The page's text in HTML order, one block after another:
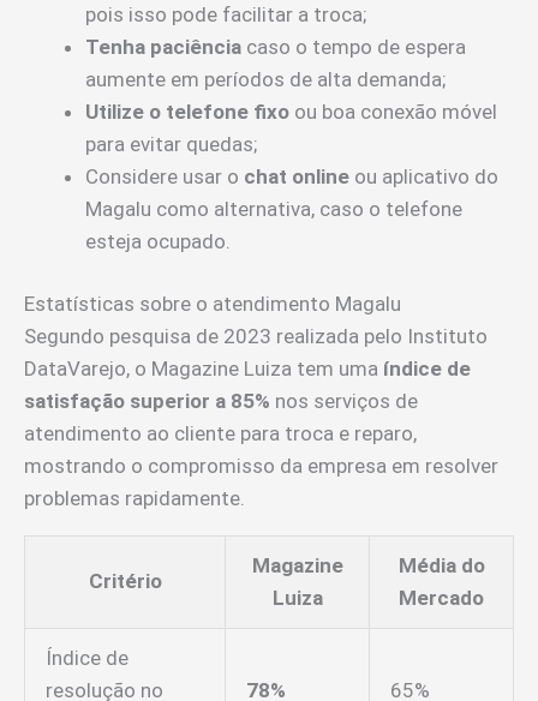
pois isso pode facilitar a troca;
Tenha paciência caso o tempo de espera
aumente em períodos de alta demanda;
Utilize o telefone fixo ou boa conexão móvel
para evitar quedas;
Considere usar o chat online ou aplicativo do
Magalu como alternativa, caso o telefone
esteja ocupado.
Estatísticas sobre o atendimento Magalu
Segundo pesquisa de 2023 realizada pelo Instituto
DataVarejo, o Magazine Luiza tem uma índice de
satisfação superior a 85% nos serviços de
atendimento ao cliente para troca e reparo,
mostrando o compromisso da empresa em resolver
problemas rapidamente.
Critério
Magazine
Luiza
Média do
Mercado
Índice de
resolução no
78% 65%